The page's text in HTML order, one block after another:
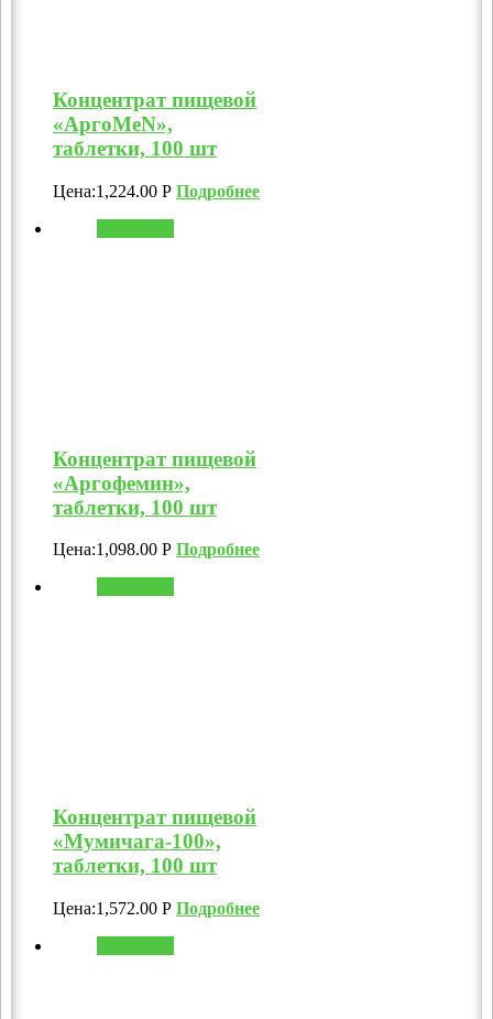
Концентрат пищевой
«АргоMeN»,
таблетки, 100 шт
Цена:1,224.00 Р Подробнее
Концентрат пищевой
«Аргофемин»,
таблетки, 100 шт
Цена:1,098.00 Р Подробнее
Концентрат пищевой
«Мумичага-100»,
таблетки, 100 шт
Цена:1,572.00 Р Подробнее